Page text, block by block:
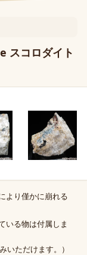
スコロダイト
1 / 8
より僅かに崩れる
いる物は付属しま
いただけます。）